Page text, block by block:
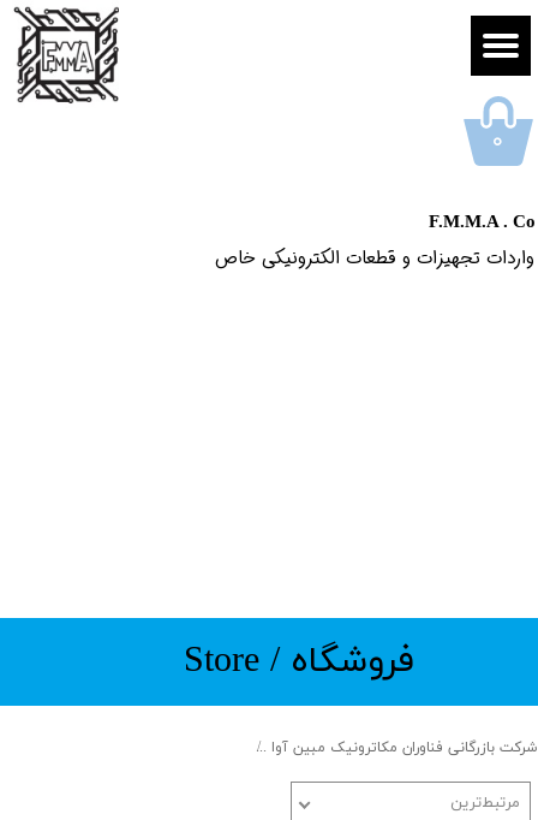
F.M.M.A . Co
واردات تجهیزات و قطعات الکترونیکى خاص​​​​​​​
۰
​​​فروشگاه / Store
شرکت بازرگانی فناوران مکاترونیک مبین آوا
مرتبط‌ترین